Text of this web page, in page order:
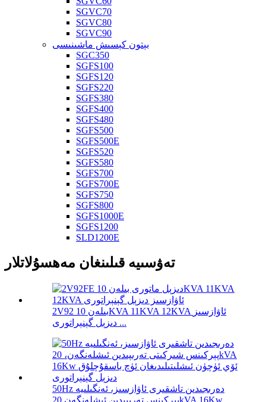
SGVC70
SGVC80
SGVC90
بېتون كېسىش ماشىنىسى
SGC350
SGFS100
SGFS120
SGFS220
SGFS380
SGFS400
SGFS480
SGFS500
SGFS500E
SGFS520
SGFS580
SGFS700
SGFS700E
SGFS750
SGFS800
SGFS1000E
SGFS1200
SLD1200E
تەۋسىيە قىلىنغان مەھسۇلاتلار
2V92 بىلەن 10KVA 11KVA 12KVA ئاۋازسىز
دىزېل گېنېراتورى ...
50Hz دەرىجىدىن تاشقىرى ئاۋازسىز، ئەنگىلىيە